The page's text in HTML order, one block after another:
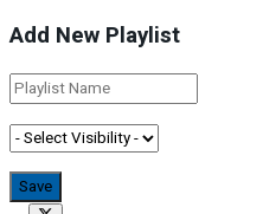
Add New Playlist